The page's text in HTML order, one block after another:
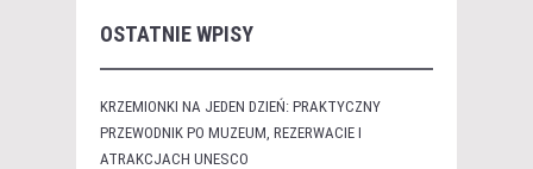
OSTATNIE WPISY
KRZEMIONKI NA JEDEN DZIEŃ: PRAKTYCZNY
PRZEWODNIK PO MUZEUM, REZERWACIE I
ATRAKCJACH UNESCO